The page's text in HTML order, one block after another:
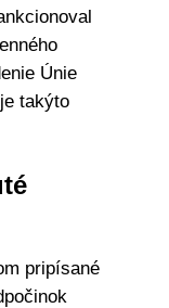
Únie
takýto
pripísané